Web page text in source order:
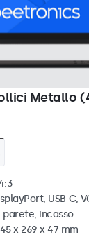
Metallo
USB-C,
incasso
x 269 x 47 mm